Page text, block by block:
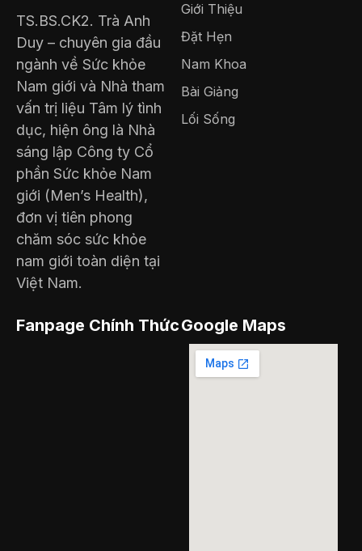
TS.BS.CK2. Trà Anh
Duy – chuyên gia đầu
ngành về Sức khỏe
Nam giới và Nhà tham
vấn trị liệu Tâm lý tình
dục, hiện ông là Nhà
sáng lập Công ty Cổ
phần Sức khỏe Nam
giới (Men’s Health),
đơn vị tiên phong
chăm sóc sức khỏe
nam giới toàn diện tại
Việt Nam.
Giới Thiệu
Đặt Hẹn
Nam Khoa
Bài Giảng
Lối Sống
Fanpage Chính ThứcGoogle Maps